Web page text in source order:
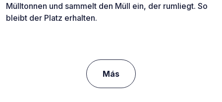
Mülltonnen und sammelt den Müll ein, der rumliegt. So
bleibt der Platz erhalten.
Más